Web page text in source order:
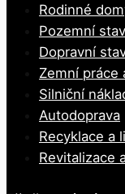
Rodinné
Pozemní
Dopravní
Zemní práce
Silniční
Autodoprava
Recyklace a
Revitalizace